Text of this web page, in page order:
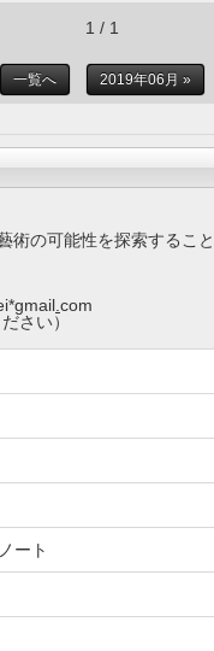
1 / 1
一覧へ 2019年06月 »
術の可能性を探索するこ
com
さい）
ート